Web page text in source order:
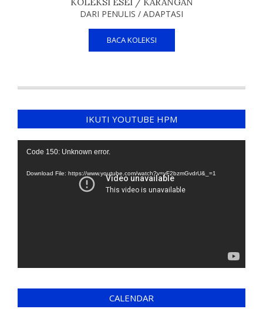
DARI PENULIS / ADAPTASI
BACA KOLEKSI
IKUTI YOUTUBE HPM
Video
Code 150: Unknown error.
Download File: https://www.youtube.com/watch?v=yF2bzmGvdrU&_=1
CALENDAR